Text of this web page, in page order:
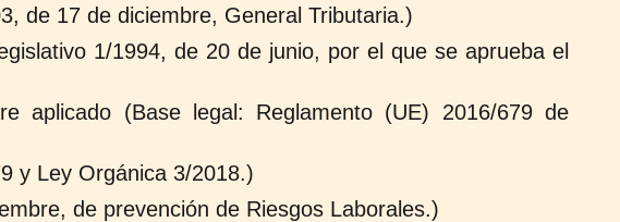
de 17 de diciembre, General Tributaria.)
1/1994, de 20 de junio, por el que se aprueba el
aplicado (Base legal: Reglamento (UE) 2016/679 de
y Ley Orgánica 3/2018.)
de prevención de Riesgos Laborales.)